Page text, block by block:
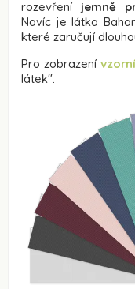
rozevření jemně
Navíc je látka
které zaručují
Pro zobrazení
látek".